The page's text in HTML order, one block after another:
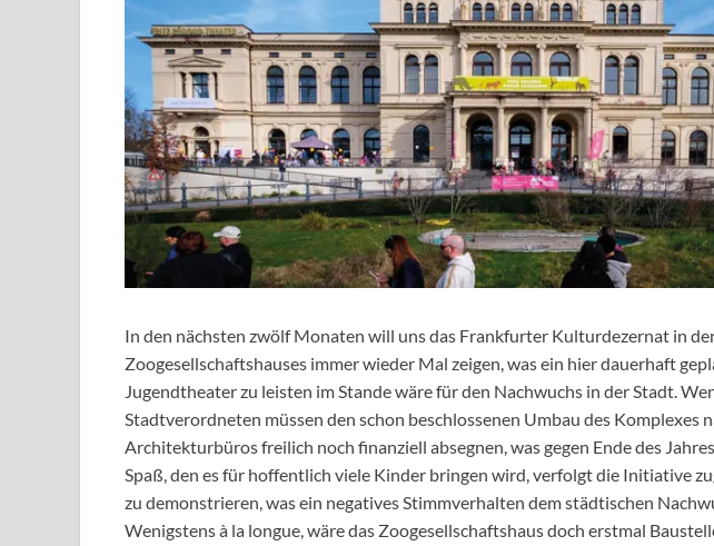
In den nächsten zwölf Monaten will uns das Frankfurter Kulturdezernat in
Zoogesellschaftshauses immer wieder Mal zeigen, was ein hier dauerhaft
Jugendtheater zu leisten im Stande wäre für den Nachwuchs in der Stadt.
Stadtverordneten müssen den schon beschlossenen Umbau des Komplexes
Architekturbüros freilich noch finanziell absegnen, was gegen Ende des
Spaß, den es für hoffentlich viele Kinder bringen wird, verfolgt die Initiative
zu demonstrieren, was ein negatives Stimmverhalten dem städtischen
Wenigstens à la longue, wäre das Zoogesellschaftshaus doch erstmal